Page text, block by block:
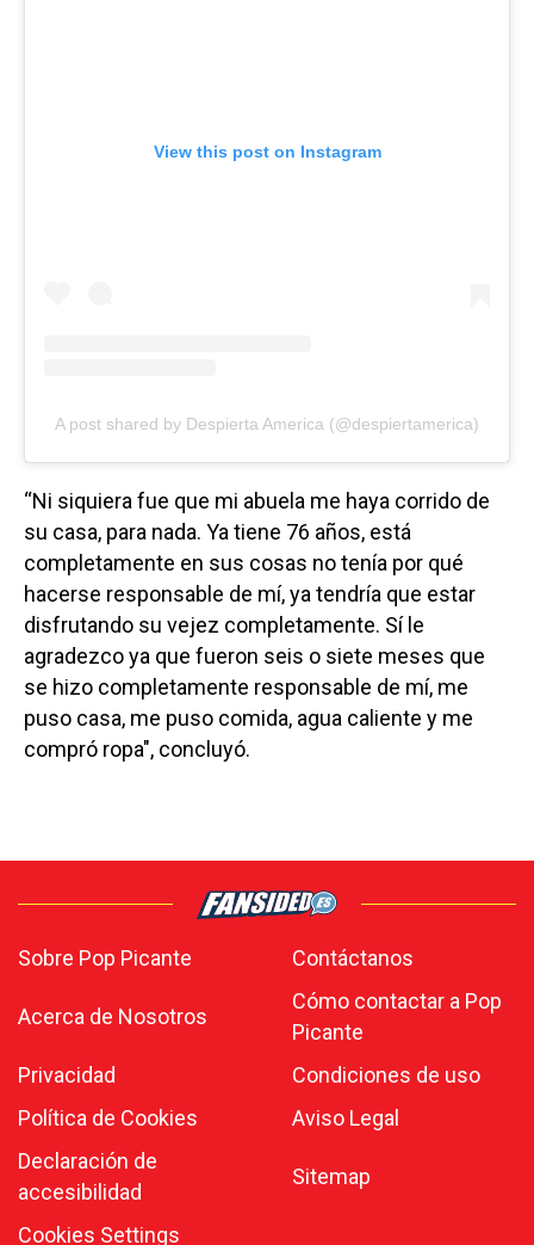
View this post on Instagram
A post shared by Despierta America (@despiertamerica)
“Ni siquiera fue que mi abuela me haya corrido de
su casa, para nada. Ya tiene 76 años, está
completamente en sus cosas no tenía por qué
hacerse responsable de mí, ya tendría que estar
disfrutando su vejez completamente. Sí le
agradezco ya que fueron seis o siete meses que
se hizo completamente responsable de mí, me
puso casa, me puso comida, agua caliente y me
compró ropa", concluyó.
Sobre Pop Picante Contáctanos
Acerca de Nosotros
Cómo contactar a Pop
Picante
Privacidad
Condiciones de uso
Política de Cookies
Aviso Legal
Declaración de
accesibilidad
Sitemap
Cookies Settings